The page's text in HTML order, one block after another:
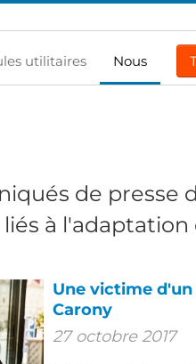
utilitaires Nous
de presse
liés à l'adaptation
Une victime
Carony
27 octobre 2017